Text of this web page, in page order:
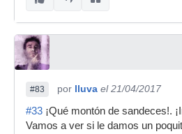
#83 por lluva el 21/04/2017
#33 ¡Qué montón de sandeces!.
Vamos a ver si le damos un